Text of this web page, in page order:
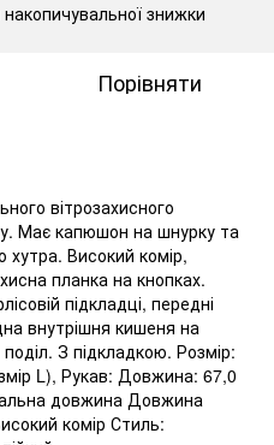
знижки
Порівняти
вітрозахисного
Має капюшон на шнурку та
хутра. Високий комір,
планка на кнопках.
підкладці, передні
внутрішня кишеня на
З підкладкою. Розмір:
L), Рукав: Довжина: 67,0
довжина Довжина
комір Стиль: